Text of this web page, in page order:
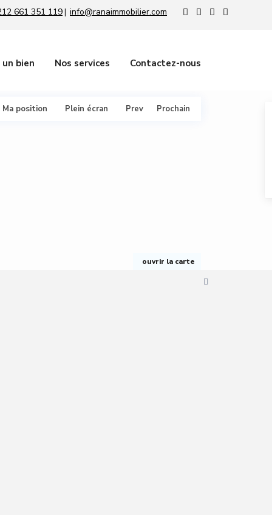
661 351 119| info@ranaimmobilier.com
bien Nos services Contactez-nous
ouvrir la carte
Ma position Plein écran Prev Prochain